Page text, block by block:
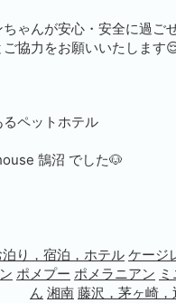
ゃんが安心・安全に過ご
協力をお願いいたします
ペットホテル
鵠沼 でした🐶
泊り，宿泊，ホテル ケージ
ポメプー ポメラニアン
ん 湘南 藤沢，茅ヶ崎